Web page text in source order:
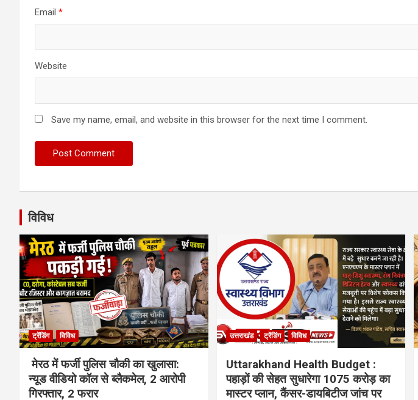
Email *
Website
Save my name, email, and website in this browser for the next time I comment.
विविध
ट्रेंडिंग विविध
मेरठ में फर्जी पुलिस चौकी का खुलासा:
न्यूड वीडियो कॉल से ब्लैकमेल, 2 आरोपी
गिरफ्तार, 2 फरार
उत्तराखंड ट्रेंडिंग विविध
Uttarakhand Health Budget :
पहाड़ों की सेहत सुधारेगा 1075 करोड़ का
मास्टर प्लान, कैंसर-डायबिटीज जांच पर